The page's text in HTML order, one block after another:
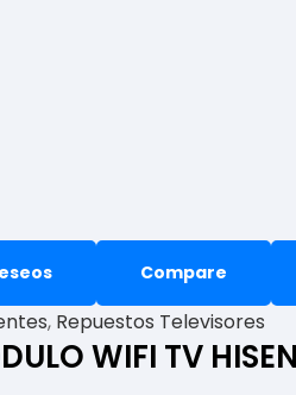
Compare
, Repuestos Televisores
WIFI TV